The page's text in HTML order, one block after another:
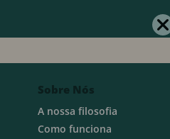
Sobre Nós
A nossa filosofia
Como funciona